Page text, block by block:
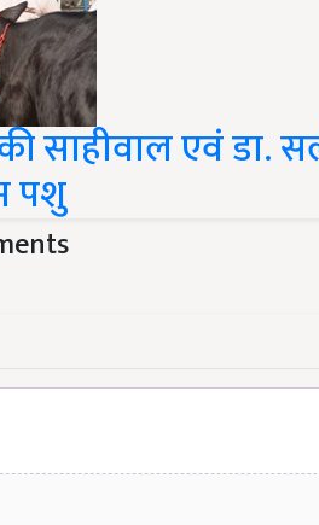
साहीवाल एवं डा.
पशु